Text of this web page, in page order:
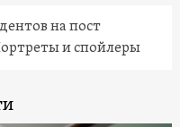
на пост
и спойлеры